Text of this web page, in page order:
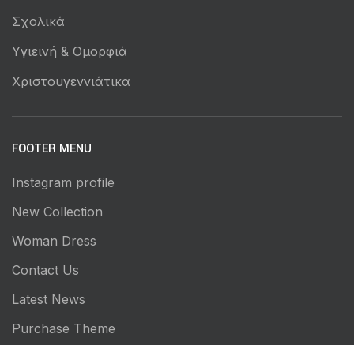
Σχολικά
Υγιεινή & Ομορφιά
Χριστουγεννιάτικα
FOOTER MENU
Instagram profile
New Collection
Woman Dress
Contact Us
Latest News
Purchase Theme